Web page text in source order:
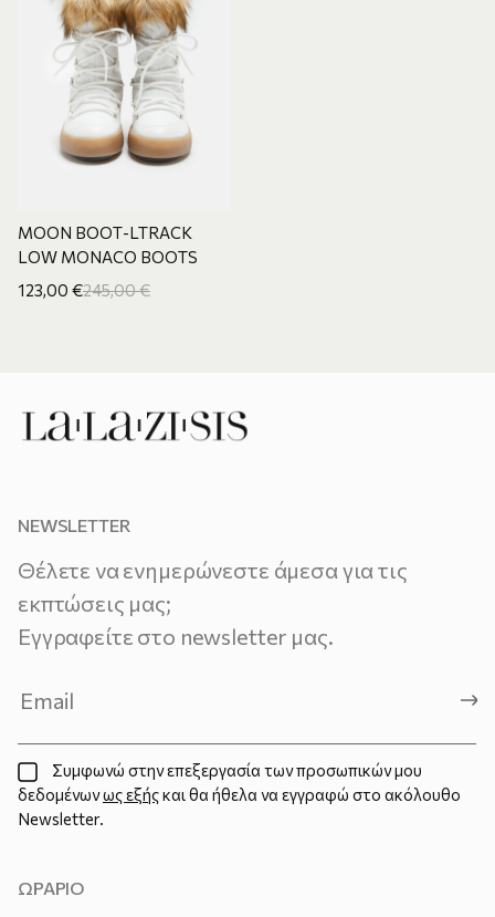
ΜΟΟΝ ΒΟΟΤ-LTRACK
LOW MONACO BOOTS
123,00 €245,00€
NEWSLETTER
Θέλετε να ενημερώνεστε άμεσα για τις
εκπτώσεις μας;
Εγγραφείτε στο newsletter μας.
Συμφωνώ στην επεξεργασία των προσωπικών μου
δεδομένωνως εξήςκαι θα ήθελα να εγγραφώ στο ακόλουθο
Newsletter.
ΩΡΑΡΙΟ